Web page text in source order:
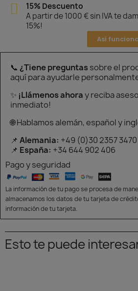
15% Descuento
A partir de 1000 € sin IVA te
15%!
Así
📞 ¿Tiene preguntassobre el
aquí para ayudarle
✨ ¡Llámenos ahoray reciba
inmediato!
🌐 Hablamos alemán, español y
📌 Alemania: +49 (0)30 2357 3470
📌 España: +34 644 902 406
Pago y seguridad
La información de tu pago se procesa de
almacenamos los datos de tu tarjeta de
información de tu tarjeta.
Esto te puede